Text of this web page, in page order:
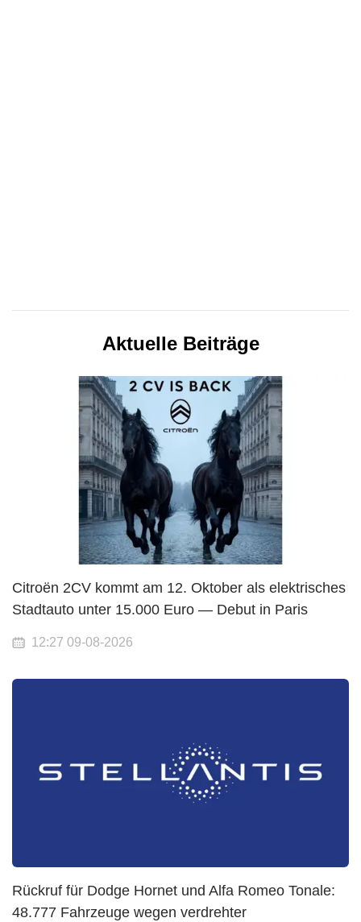
Aktuelle Beiträge
Citroën 2CV kommt am 12. Oktober als elektrisches
Stadtauto unter 15.000 Euro — Debut in Paris
12:27 09-08-2026
Rückruf für Dodge Hornet und Alfa Romeo Tonale:
48.777 Fahrzeuge wegen verdrehter